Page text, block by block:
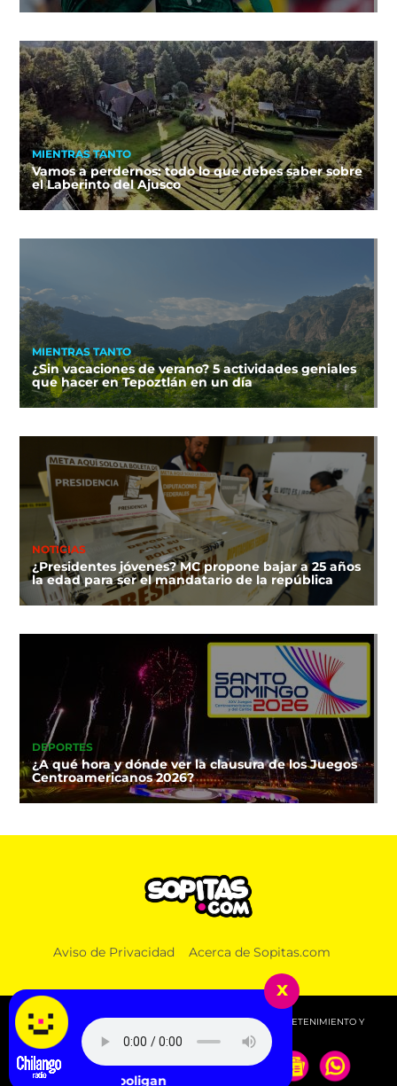
MIENTRAS TANTO
Vamos a perdernos: todo lo que debes saber sobre
el Laberinto del Ajusco
MIENTRAS TANTO
¿Sin vacaciones de verano? 5 actividades geniales
que hacer en Tepoztlán en un día
NOTICIAS
¿Presidentes jóvenes? MC propone bajar a 25 años
la edad para ser el mandatario de la república
DEPORTES
¿A qué hora y dónde ver la clausura de los Juegos
Centroamericanos 2026?
Aviso de Privacidad Acerca de Sopitas.com
© 2026 SOPITAS.COM - MÚSICA, NOTICIAS, DEPORTES, ENTRETENIMIENTO Y
MÁS!.
x
BTS - Hooligan